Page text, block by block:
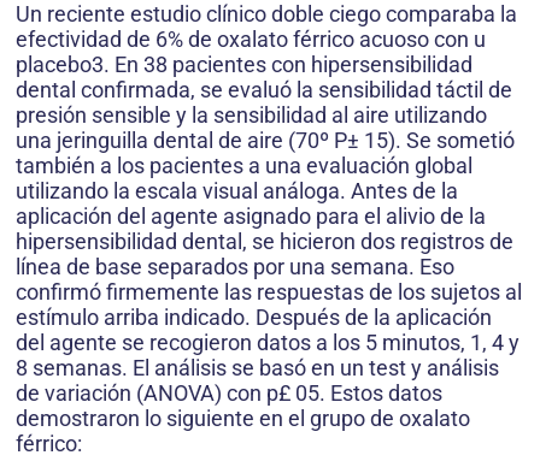
Un reciente estudio clínico doble ciego comparaba la
efectividad de 6% de oxalato férrico acuoso con u
placebo3. En 38 pacientes con hipersensibilidad
dental confirmada, se evaluó la sensibilidad táctil de
presión sensible y la sensibilidad al aire utilizando
una jeringuilla dental de aire (70º P± 15). Se sometió
también a los pacientes a una evaluación global
utilizando la escala visual análoga. Antes de la
aplicación del agente asignado para el alivio de la
hipersensibilidad dental, se hicieron dos registros de
línea de base separados por una semana. Eso
confirmó firmemente las respuestas de los sujetos al
estímulo arriba indicado. Después de la aplicación
del agente se recogieron datos a los 5 minutos, 1, 4 y
8 semanas. El análisis se basó en un test y análisis
de variación (ANOVA) con p£ 05. Estos datos
demostraron lo siguiente en el grupo de oxalato
férrico: